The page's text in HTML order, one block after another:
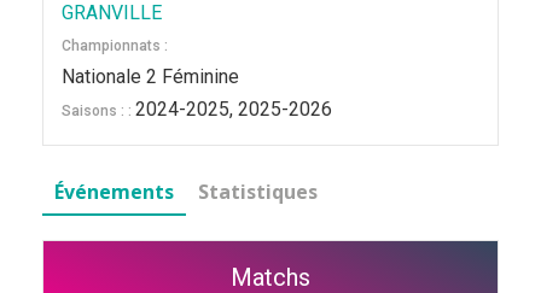
GRANVILLE
Championnats :
Nationale 2 Féminine
Saisons : : 2024-2025, 2025-2026
Événements Statistiques
Matchs